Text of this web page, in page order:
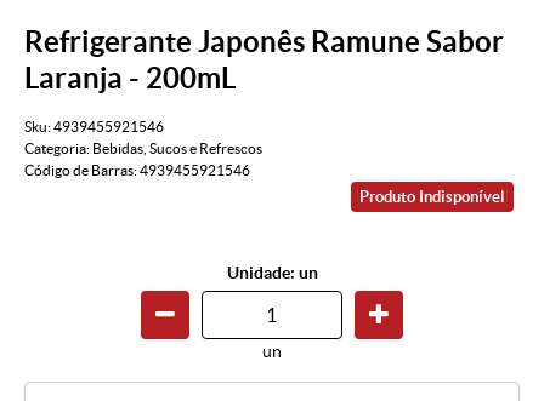
Refrigerante Japonês Ramune Sabor
Laranja - 200mL
Sku:4939455921546
Categoria: Bebidas Sucos e Refrescos
Código de Barras:4939455921546
Produto Indisponível
Unidade: un
un